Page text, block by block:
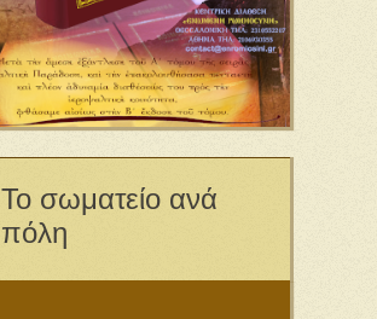
Το σωματείο ανά
πόλη